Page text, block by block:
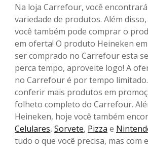
Na loja Carrefour, você
variedade de produtos. Além
você também pode comprar o
em oferta! O produto Heineken
ser comprado no Carrefour esta
perca tempo, aproveite logo! A
no Carrefour é por tempo
conferir mais produtos em
folheto completo do Carrefour.
Heineken, hoje você também
Celulares, Sorvete, Pizza e
tudo o que você precisa, mas com